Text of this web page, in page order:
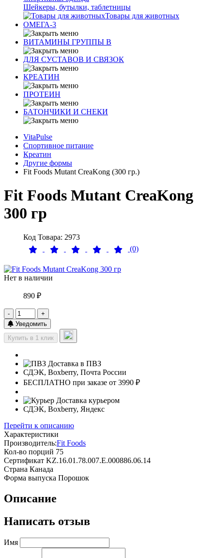
Шейкеры, бутылки, таблетницы
Товары для животных
ОМЕГА-3
ВИТАМИНЫ ГРУППЫ В
ДЛЯ СУСТАВОВ И СВЯЗОК
КРЕАТИН
ПРОТЕИН
БАТОНЧИКИ И СНЕКИ
VitaPulse
Спортивное питание
Креатин
Другие формы
Fit Foods Mutant CreaKong (300 гр.)
Fit Foods Mutant CreaKong
300 гр
Код Товара: 2973
(0)
Нет в наличии
890 ₽
-
+
Уведомить
Купить в 1 клик
Доставка в ПВЗ
СДЭК, Boxberry, Почта России
БЕСПЛАТНО при заказе от 3990 ₽
Доставка курьером
СДЭК, Boxberry, Яндекс
Перейти к описанию
Характеристики
Производитель:Fit Foods
Кол-во порций 75
Сертификат KZ.16.01.78.007.E.000886.06.14
Страна Канада
Форма выпуска Порошок
Описание
Написать отзыв
Имя